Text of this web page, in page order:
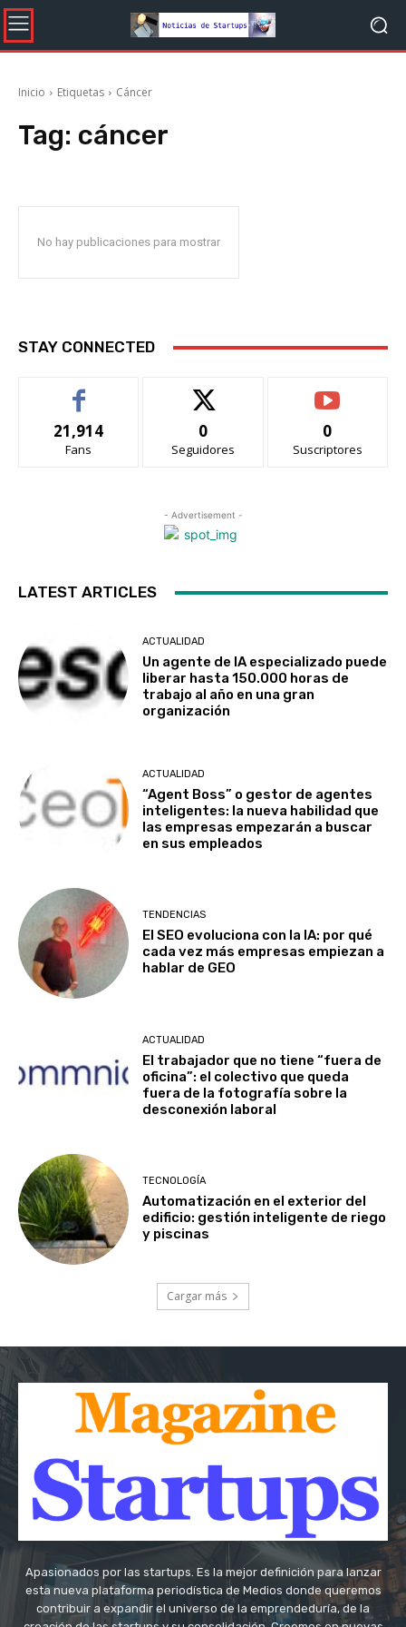
Inicio Etiquetas Cáncer
Tag: cáncer
No hay publicaciones para mostrar
STAY CONNECTED
21,914
Fans
0
Seguidores
0
Suscriptores
- Advertisement -
LATEST ARTICLES
ACTUALIDAD
Un agente de IA especializado puede
liberar hasta 150.000 horas de
trabajo al año en una gran
organización
ACTUALIDAD
“Agent Boss” o gestor de agentes
inteligentes: la nueva habilidad que
las empresas empezarán a buscar
en sus empleados
TENDENCIAS
El SEO evoluciona con la IA: por qué
cada vez más empresas empiezan a
hablar de GEO
ACTUALIDAD
El trabajador que no tiene “fuera de
oficina”: el colectivo que queda
fuera de la fotografía sobre la
desconexión laboral
TECNOLOGÍA
Automatización en el exterior del
edificio: gestión inteligente de riego
y piscinas
Cargar más
Apasionados por las startups. Es la mejor definición para lanzar
esta nueva plataforma periodística de Medios donde queremos
contribuir a expandir el universo de la emprendeduría, de la